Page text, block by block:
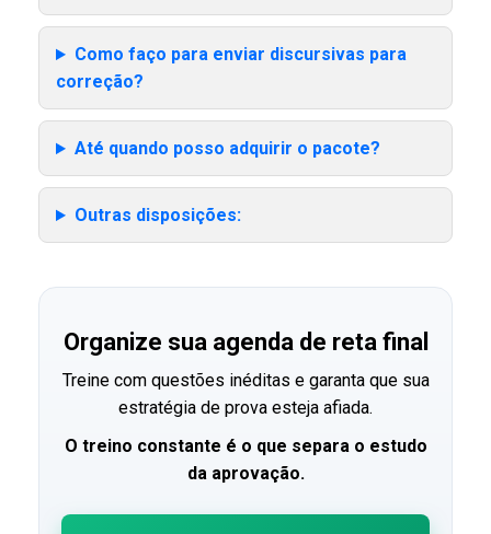
Como faço para enviar discursivas para
correção?
Até quando posso adquirir o pacote?
Outras disposições:
Organize sua agenda de reta final
Treine com questões inéditas e garanta que sua
estratégia de prova esteja afiada.
O treino constante é o que separa o estudo
da aprovação.